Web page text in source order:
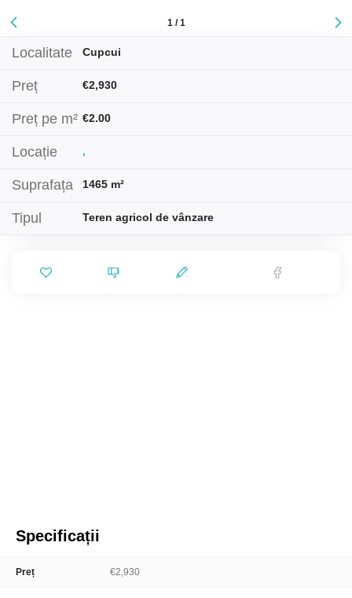
1 / 1
Localitate Cupcui
Preț €2,930
Preț pe m² €2.00
Locație ,
Suprafața 1465 m²
Tipul Teren agricol de vânzare
Specificații
Preț €2,930